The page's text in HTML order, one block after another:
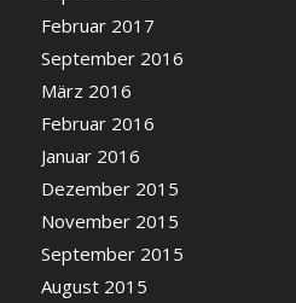
Februar 2017
September 2016
März 2016
Februar 2016
Januar 2016
Dezember 2015
November 2015
September 2015
August 2015